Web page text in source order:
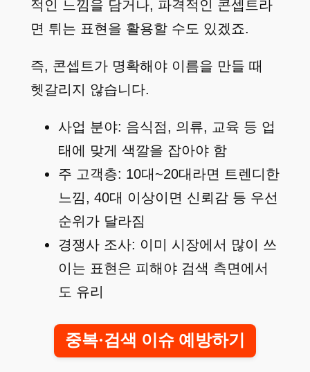
적인 느낌을 담거나, 파격적인 콘셉트라
면 튀는 표현을 활용할 수도 있겠죠.
즉, 콘셉트가 명확해야 이름을 만들 때
헷갈리지 않습니다.
사업 분야: 음식점, 의류, 교육 등 업
태에 맞게 색깔을 잡아야 함
주 고객층: 10대~20대라면 트렌디한
느낌, 40대 이상이면 신뢰감 등 우선
순위가 달라짐
경쟁사 조사: 이미 시장에서 많이 쓰
이는 표현은 피해야 검색 측면에서
도 유리
중복·검색 이슈 예방하기